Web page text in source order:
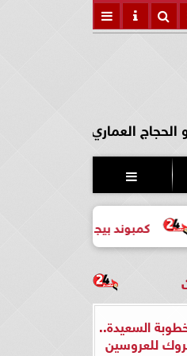
الحجاج العماري

بيجونيا: اختيارك الأرقى لحياة
السعيدة..
للعروسين